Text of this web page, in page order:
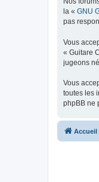
la « GNU
pas
Vous
« Guitare
jugeons
Vous
toutes les
phpBB ne
Accueil